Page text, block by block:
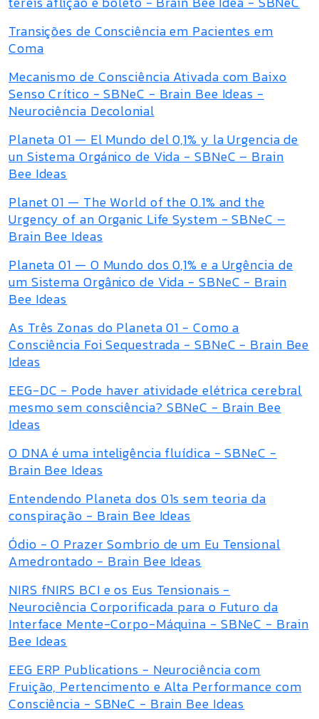
Transições de Consciência em Pacientes em
Coma
Mecanismo de Consciência Ativada com Baixo
Senso Crítico - SBNeC - Brain Bee Ideas -
Neurociência Decolonial
Planeta 01 — El Mundo del 0,1% y la Urgencia de
un Sistema Orgánico de Vida - SBNeC – Brain
Bee Ideas
Planet 01 — The World of the 0.1% and the
Urgency of an Organic Life System - SBNeC –
Brain Bee Ideas
Planeta 01 — O Mundo dos 0,1% e a Urgência de
um Sistema Orgânico de Vida - SBNeC - Brain
Bee Ideas
As Três Zonas do Planeta 01 - Como a
Consciência Foi Sequestrada - SBNeC - Brain Bee
Ideas
EEG-DC - Pode haver atividade elétrica cerebral
mesmo sem consciência? SBNeC - Brain Bee
Ideas
O DNA é uma inteligência fluídica - SBNeC -
Brain Bee Ideas
Entendendo Planeta dos 01s sem teoria da
conspiração - Brain Bee Ideas
Ódio - O Prazer Sombrio de um Eu Tensional
Amedrontado - Brain Bee Ideas
NIRS fNIRS BCI e os Eus Tensionais -
Neurociência Corporificada para o Futuro da
Interface Mente-Corpo-Máquina - SBNeC - Brain
Bee Ideas
EEG ERP Publications - Neurociência com
Fruição, Pertencimento e Alta Performance com
Consciência - SBNeC - Brain Bee Ideas